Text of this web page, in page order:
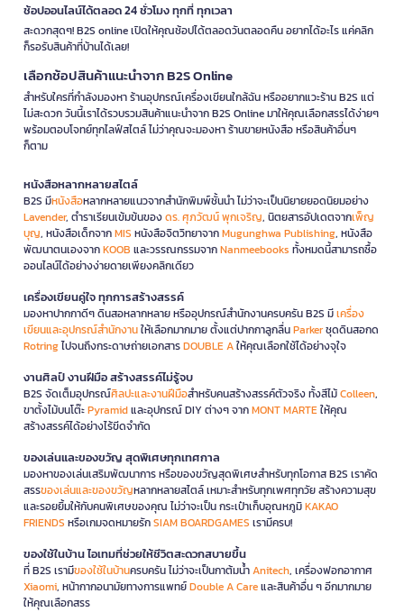
ช้อปออนไลน์ได้ตลอด 24 ชั่วโมง ทุกที่ ทุกเวลา
สะดวกสุดๆ! B2S online เปิดให้คุณช้อปได้ตลอดวันตลอดคืน อยากได้อะไร แค่คลิก
ก็รอรับสินค้าที่บ้านได้เลย!
เลือกช้อปสินค้าแนะนำจาก B2S Online
สำหรับใครที่กำลังมองหา ร้านอุปกรณ์เครื่องเขียนใกล้ฉัน หรืออยากแวะร้าน B2S แต่
ไม่สะดวก วันนี้เราได้รวบรวมสินค้าแนะนำจาก B2S Online มาให้คุณเลือกสรรได้ง่ายๆ
พร้อมตอบโจทย์ทุกไลฟ์สไตล์ ไม่ว่าคุณจะมองหา ร้านขายหนังสือ หรือสินค้าอื่นๆ
ก็ตาม
หนังสือหลากหลายสไตล์
B2S มีหนังสือหลากหลายแนวจากสำนักพิมพ์ชั้นนำ ไม่ว่าจะเป็นนิยายยอดนิยมอย่าง
Lavender, ตำราเรียนเข้มข้นของดร. ศุภวัฒน์ พุกเจริญ, นิตยสารอัปเดตจากเพ็ญ
บุญ, หนังสือเด็กจากMIS หนังสือจิตวิทยาจากMugunghwa Publishing, หนังสือ
พัฒนาตนเองจากKOOB และวรรณกรรมจากNanmeebooks ทั้งหมดนี้สามารถซื้อ
ออนไลน์ได้อย่างง่ายดายเพียงคลิกเดียว
เครื่องเขียนคู่ใจ ทุกการสร้างสรรค์
มองหาปากกาดีๆ ดินสอหลากหลาย หรืออุปกรณ์สำนักงานครบครัน B2S มีเครื่อง
เขียนและอุปกรณ์สำนักงานให้เลือกมากมาย ตั้งแต่ปากกาลูกลื่นParkerชุดดินสอกด
Rotringไปจนถึงกระดาษถ่ายเอกสารDOUBLE Aให้คุณเลือกใช้ได้อย่างจุใจ
งานศิลป์ งานฝีมือ สร้างสรรค์ไม่รู้จบ
B2S จัดเต็มอุปกรณ์ศิลปะและงานฝีมือสำหรับคนสร้างสรรค์ตัวจริง ทั้งสีไม้Colleen,
ขาตั้งไม้บนโต๊ะPyramidและอุปกรณ์ DIY ต่างๆ จากMONT MARTEให้คุณ
สร้างสรรค์ได้อย่างไร้ขีดจำกัด
ของเล่นและของขวัญ สุดพิเศษทุกเทศกาล
มองหาของเล่นเสริมพัฒนาการ หรือของขวัญสุดพิเศษสำหรับทุกโอกาส B2S เราคัด
สรรของเล่นและของขวัญหลากหลายสไตล์ เหมาะสำหรับทุกเพศทุกวัย สร้างความสุข
และรอยยิ้มให้กับคนพิเศษของคุณ ไม่ว่าจะเป็น กระเป๋าเก็บอุณหภูมิKAKAO
FRIENDS หรือเกมจดหมายรักSIAM BOARDGAMES เรามีครบ!
ของใช้ในบ้าน ไอเทมที่ช่วยให้ชีวิตสะดวกสบายขึ้น
ที่ B2S เรามีของใช้ในบ้านครบครัน ไม่ว่าจะเป็นกาต้มน้ำAnitech, เครื่องฟอกอากาศ
Xiaomi, หน้ากากอนามัยทางการแพทย์Double A Careและสินค้าอื่น ๆ อีกมากมาย
ให้คุณเลือกสรร